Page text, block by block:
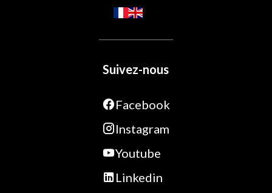
Suivez-nous
Facebook
Instagram
Youtube
Linkedin